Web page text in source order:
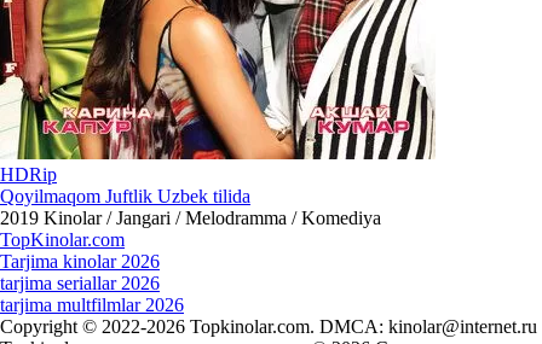
HDRip
Qoyilmaqom Juftlik Uzbek tilida
2019 Kinolar / Jangari / Melodramma / Komediya
TopKinolar.com
Tarjima kinolar 2026
tarjima seriallar 2026
tarjima multfilmlar 2026
Copyright © 2022-2026 Topkinolar.com. DMCA: kinolar@internet.ru